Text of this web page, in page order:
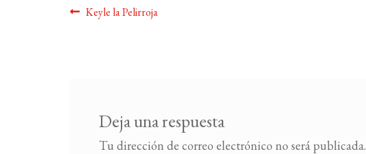
Navegación
Anterior:
Keyle la Pelirroja
Deja una respuesta
Tu dirección de correo electrónico no será publicada.